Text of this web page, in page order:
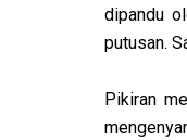
dipandu
putusan.
Pikiran